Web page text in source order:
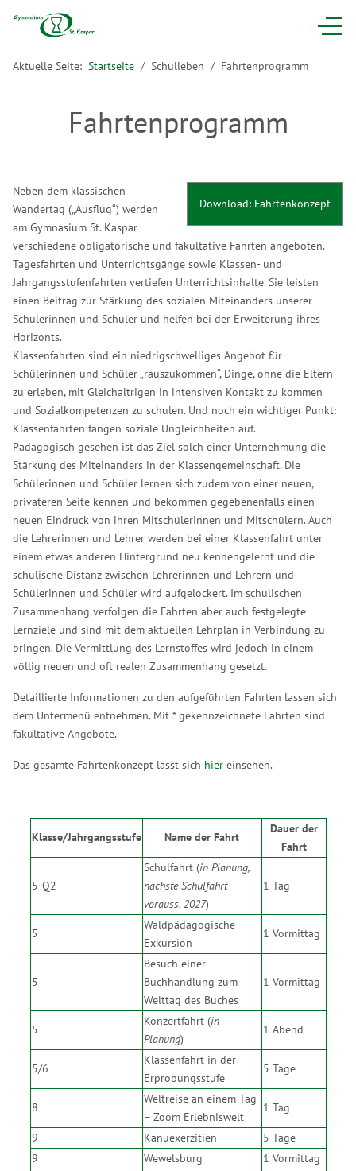
Aktuelle Seite:Startseite Schulleben Fahrtenprogramm
Fahrtenprogramm
Download: Fahrtenkonzept
Neben dem klassischen
Wandertag („Ausflug“) werden
am Gymnasium St. Kaspar
verschiedene obligatorische und fakultative Fahrten angeboten.
Tagesfahrten und Unterrichtsgänge sowie Klassen- und
Jahrgangsstufenfahrten vertiefen Unterrichtsinhalte. Sie leisten
einen Beitrag zur Stärkung des sozialen Miteinanders unserer
Schülerinnen und Schüler und helfen bei der Erweiterung ihres
Horizonts.
Klassenfahrten sind ein niedrigschwelliges Angebot für
Schülerinnen und Schüler „rauszukommen“, Dinge, ohne die Eltern
zu erleben, mit Gleichaltrigen in intensiven Kontakt zu kommen
und Sozialkompetenzen zu schulen. Und noch ein wichtiger Punkt:
Klassenfahrten fangen soziale Ungleichheiten auf.
Pädagogisch gesehen ist das Ziel solch einer Unternehmung die
Stärkung des Miteinanders in der Klassengemeinschaft. Die
Schülerinnen und Schüler lernen sich zudem von einer neuen,
privateren Seite kennen und bekommen gegebenenfalls einen
neuen Eindruck von ihren Mitschülerinnen und Mitschülern. Auch
die Lehrerinnen und Lehrer werden bei einer Klassenfahrt unter
einem etwas anderen Hintergrund neu kennengelernt und die
schulische Distanz zwischen Lehrerinnen und Lehrern und
Schülerinnen und Schüler wird aufgelockert. Im schulischen
Zusammenhang verfolgen die Fahrten aber auch festgelegte
Lernziele und sind mit dem aktuellen Lehrplan in Verbindung zu
bringen. Die Vermittlung des Lernstoffes wird jedoch in einem
völlig neuen und oft realen Zusammenhang gesetzt.
Detaillierte Informationen zu den aufgeführten Fahrten lassen sich
dem Untermenü entnehmen. Mit * gekennzeichnete Fahrten sind
fakultative Angebote.
Das gesamte Fahrtenkonzept lässt sich hier einsehen.
Klasse/Jahrgangsstufe Name der Fahrt
Dauer der
Fahrt
5-Q2
Schulfahrt (in Planung,
nächste Schulfahrt
vorauss. 2027)
1 Tag
5
Waldpädagogische
Exkursion
1 Vormittag
5
Besuch einer
Buchhandlung zum
Welttag des Buches
1 Vormittag
5
Konzertfahrt (in
Planung)
1 Abend
5/6
Klassenfahrt in der
Erprobungsstufe
5 Tage
8
Weltreise an einem Tag
– Zoom Erlebniswelt
1 Tag
9 Kanuexerzitien
5 Tage
9
Wewelsburg
1 Vormittag